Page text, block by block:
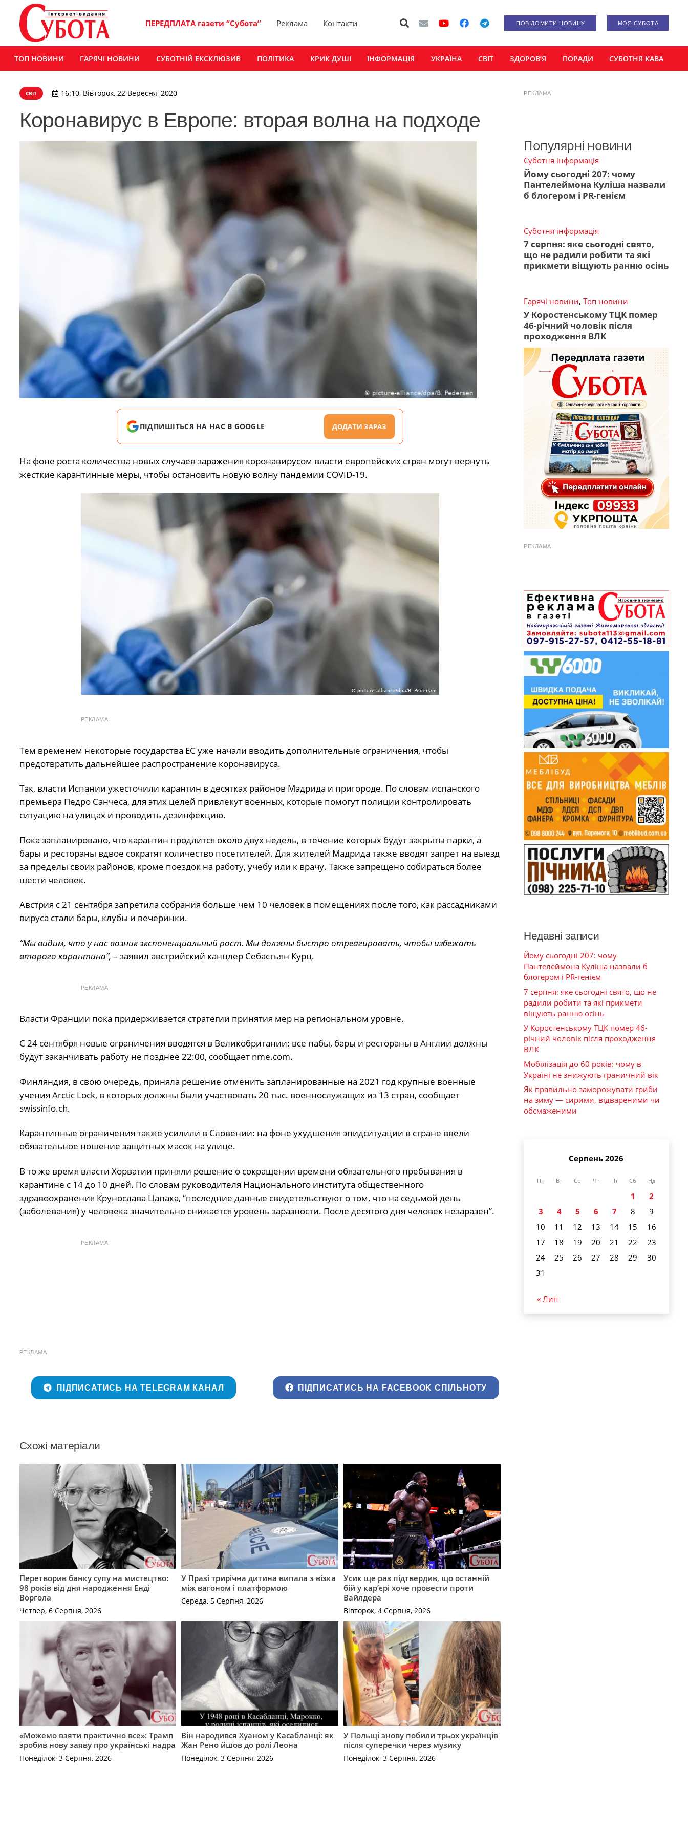
ПЕРЕДПЛАТА газети “Субота” Реклама Контакти ПОВІДОМИТИ НОВИНУ МОЯ СУБОТА
ТОП НОВИНИ ГАРЯЧІ НОВИНИ СУБОТНІЙ ЕКСКЛЮЗИВ ПОЛІТИКА КРИК ДУШІ ІНФОРМАЦІЯ УКРАЇНА СВІТ ЗДОРОВ’Я ПОРАДИ СУБОТНЯ КАВА
СВІТ 16:10, Вівторок, 22 Вересня, 2020
Коронавирус в Европе: вторая волна на подходе
ПІДПИШІТЬСЯ НА НАС В GOOGLE ДОДАТИ ЗАРАЗ
На фоне роста количества новых случаев заражения коронавирусом власти европейских стран могут вернуть
жесткие карантинные меры, чтобы остановить новую волну пандемии COVID-19.
РЕКЛАМА
Тем временем некоторые государства ЕС уже начали вводить дополнительные ограничения, чтобы
предотвратить дальнейшее распространение коронавируса.
Так, власти Испании ужесточили карантин в десятках районов Мадрида и пригороде. По словам испанского
премьера Педро Санчеса, для этих целей привлекут военных, которые помогут полиции контролировать
ситуацию на улицах и проводить дезинфекцию.
Пока запланировано, что карантин продлится около двух недель, в течение которых будут закрыты парки, а
бары и рестораны вдвое сократят количество посетителей. Для жителей Мадрида также вводят запрет на выезд
за пределы своих районов, кроме поездок на работу, учебу или к врачу. Также запрещено собираться более
шести человек.
Австрия с 21 сентября запретила собрания больше чем 10 человек в помещениях после того, как рассадниками
вируса стали бары, клубы и вечеринки.
“Мы видим, что у нас возник экспоненциальный рост. Мы должны быстро отреагировать, чтобы избежать
второго карантина”, – заявил австрийский канцлер Себастьян Курц.
РЕКЛАМА
Власти Франции пока придерживается стратегии принятия мер на региональном уровне.
С 24 сентября новые ограничения вводятся в Великобритании: все пабы, бары и рестораны в Англии должны
будут заканчивать работу не позднее 22:00, сообщает nme.com.
Финляндия, в свою очередь, приняла решение отменить запланированные на 2021 год крупные военные
учения Arctic Lock, в которых должны были участвовать 20 тыс. военнослужащих из 13 стран, сообщает
swissinfo.ch.
Карантинные ограничения также усилили в Словении: на фоне ухудшения эпидситуации в стране ввели
обязательное ношение защитных масок на улице.
В то же время власти Хорватии приняли решение о сокращении времени обязательного пребывания в
карантине с 14 до 10 дней. По словам руководителя Национального института общественного
здравоохранения Крунослава Цапака, “последние данные свидетельствуют о том, что на седьмой день
(заболевания) у человека значительно снижается уровень заразности. После десятого дня человек незаразен”.
РЕКЛАМА
РЕКЛАМА
ПІДПИСАТИСЬ НА TELEGRAM КАНАЛ ПІДПИСАТИСЬ НА FACEBOOK СПІЛЬНОТУ
Схожі матеріали
Перетворив банку супу на мистецтво:
98 років від дня народження Енді
Воргола
Четвер, 6 Серпня, 2026
У Празі трирічна дитина випала з візка
між вагоном і платформою
Середа, 5 Серпня, 2026
Усик ще раз підтвердив, що останній
бій у кар’єрі хоче провести проти
Вайлдера
Вівторок, 4 Серпня, 2026
«Можемо взяти практично все»: Трамп
зробив нову заяву про українські надра
Понеділок, 3 Серпня, 2026
Він народився Хуаном у Касабланці: як
Жан Рено йшов до ролі Леона
Понеділок, 3 Серпня, 2026
У Польщі знову побили трьох українців
після суперечки через музику
Понеділок, 3 Серпня, 2026
РЕКЛАМА
Популярні новини
Суботня інформація
Йому сьогодні 207: чому
Пантелеймона Куліша назвали
б блогером і PR-генієм
Суботня інформація
7 серпня: яке сьогодні свято,
що не радили робити та які
прикмети віщують ранню осінь
Гарячі новини, Топ новини
У Коростенському ТЦК помер
46-річний чоловік після
проходження ВЛК
РЕКЛАМА
Недавні записи
Йому сьогодні 207: чому
Пантелеймона Куліша назвали б
блогером і PR-генієм
7 серпня: яке сьогодні свято, що не
радили робити та які прикмети
віщують ранню осінь
У Коростенському ТЦК помер 46-
річний чоловік після проходження
ВЛК
Мобілізація до 60 років: чому в
Україні не знижують граничний вік
Як правильно заморожувати гриби
на зиму — сирими, відвареними чи
обсмаженими
Серпень 2026
Пн Вт Ср Чт Пт Сб Нд
1
2
3
4 5 6 7 8
9
10
11 12 13 14 15
16
17
18 19 20 21 22
23
24
25 26 27 28 29
30
31
« Лип